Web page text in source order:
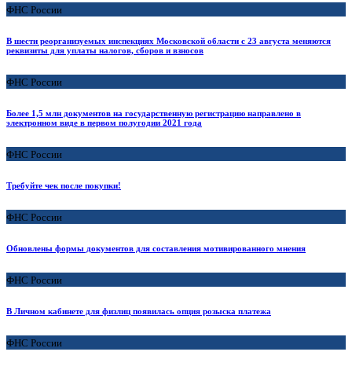
ФНС России
В шести реорганизуемых инспекциях Московской области с 23 августа меняются
реквизиты для уплаты налогов, сборов и взносов
ФНС России
Более 1,5 млн документов на государственную регистрацию направлено в
электронном виде в первом полугодии 2021 года
ФНС России
Требуйте чек после покупки!
ФНС России
Обновлены формы документов для составления мотивированного мнения
ФНС России
В Личном кабинете для физлиц появилась опция розыска платежа
ФНС России